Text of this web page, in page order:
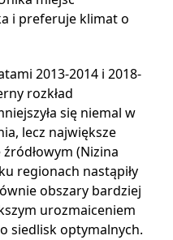
i preferuje klimat o
2013-2014 i 2018-
rozkład
się niemal w
lecz największe
(Nizina
regionach nastąpiły
obszary bardziej
urozmaiceniem
siedlisk optymalnych.